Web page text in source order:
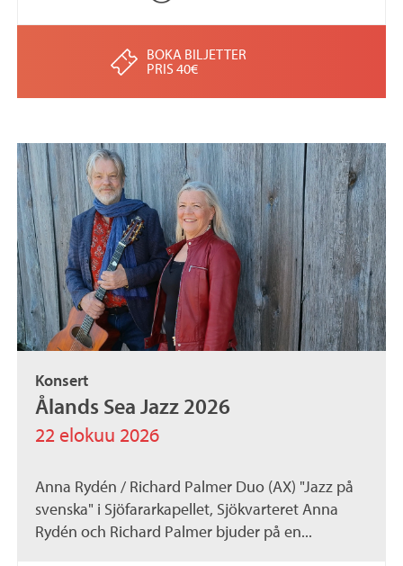
BOKA BILJETTER
PRIS 40€
Konsert
Ålands Sea Jazz 2026
22 elokuu 2026
Anna Rydén / Richard Palmer Duo (AX) "Jazz på
svenska" i Sjöfararkapellet, Sjökvarteret Anna
Rydén och Richard Palmer bjuder på en...